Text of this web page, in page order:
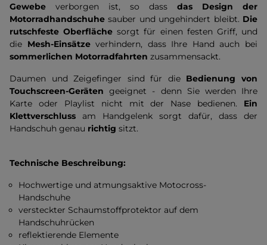
Gewebe verborgen ist, so dass das Design der
Motorradhandschuhe sauber und ungehindert bleibt. Die
rutschfeste Oberfläche sorgt für einen festen Griff, und
die Mesh-Einsätzeverhindern, dass Ihre Hand auch bei
sommerlichen Motorradfahrten zusammensackt.
Daumen und Zeigefinger sind für die Bedienung von
Touchscreen-Gerätengeeignet - denn Sie werden Ihre
Karte oder Playlist nicht mit der Nase bedienen. Ein
Klettverschluss am Handgelenk sorgt dafür, dass der
Handschuh genau richtig sitzt.
Technische Beschreibung:
Hochwertige und atmungsaktive Motocross-
Handschuhe
versteckter Schaumstoffprotektor auf dem
Handschuhrücken
reflektierende Elemente